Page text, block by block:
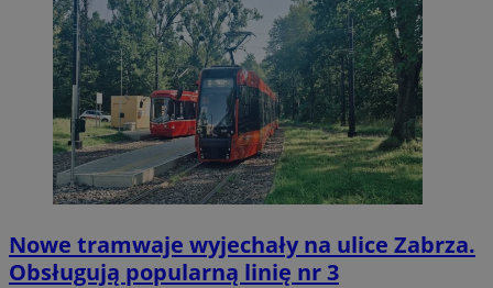
Nowe tramwaje wyjechały na ulice Zabrza.
Obsługują popularną linię nr 3